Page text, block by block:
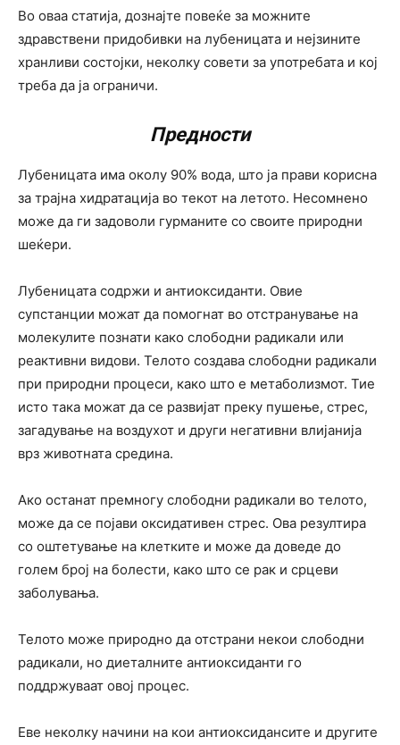
Во оваа статија, дознајте повеќе за можните
здравствени придобивки на лубеницата и нејзините
хранливи состојки, неколку совети за употребата и кој
треба да ја ограничи.
Предности
Лубеницата има околу 90% вода, што ја прави корисна
за трајна хидратација во текот на летото. Несомнено
може да ги задоволи гурманите со своите природни
шеќери.
Лубеницата содржи и антиоксиданти. Овие
супстанции можат да помогнат во отстранување на
молекулите познати како слободни радикали или
реактивни видови. Телото создава слободни радикали
при природни процеси, како што е метаболизмот. Тие
исто така можат да се развијат преку пушење, стрес,
загадување на воздухот и други негативни влијанија
врз животната средина.
Ако останат премногу слободни радикали во телото,
може да се појави оксидативен стрес. Ова резултира
со оштетување на клетките и може да доведе до
голем број на болести, како што се рак и срцеви
заболувања.
Телото може природно да отстрани некои слободни
радикали, но диеталните антиоксиданти го
поддржуваат овој процес.
Еве неколку начини на кои антиоксидансите и другите